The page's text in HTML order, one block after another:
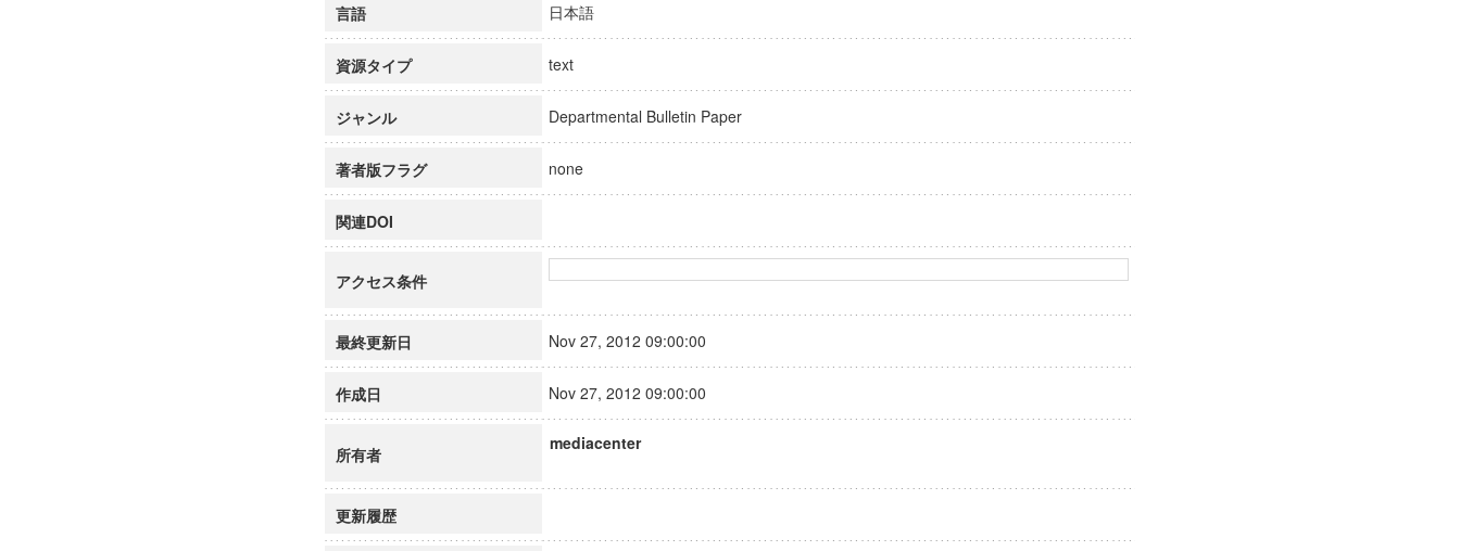
言語 日本語
資源タイプ text
ジャンル Departmental Bulletin Paper
著者版フラグ none
関連DOI
アクセス条件
最終更新日 Nov 27, 2012 09:00:00
作成日 Nov 27, 2012 09:00:00
所有者
mediacenter
更新履歴